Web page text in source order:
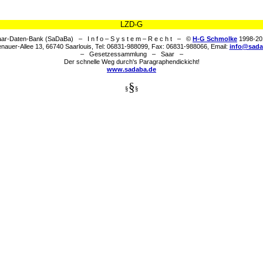
LZD-G
Daten-Bank (SaDaBa) – I n f o – S y s t e m – R e c h t – © H-G Schmolke 1998-
Allee 13, 66740 Saarlouis, Tel: 06831-988099, Fax: 06831-988066, Email:
– Gesetzessammlung – Saar –
Der schnelle Weg durch's Paragraphendickicht!
www.sadaba.de
§§ §